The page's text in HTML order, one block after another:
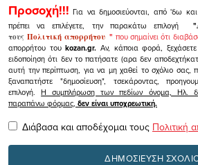
Προσοχή!!! Για να δημοσιεύονται, από 'δω
πρέπει να επιλέγετε, την παρακάτω επιλογή
"
τουςΠολιτική απορρήτου" που σημαίνει ότι
απορρήτου τουkozan.gr. Αν, κάποια φορά,
ειδοποίηση ότι δεν το πατήσατε (αρα δεν
αυτή την περίπτωση, για να μη χαθεί το σχόλιο σας,
ξαναπατήστε "δημοσίευση", τσεκάροντας,
επιλογή.Η συμπλήρωση των πεδίων όνομα, Ηλ.
παραπάνω φόρμας, δεν είναι υποχρεωτική.
Διάβασα και αποδέχομαι τους Πολιτική